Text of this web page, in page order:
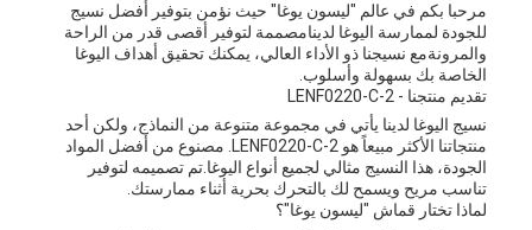
مرحبا بكم في عالم "ليسون يوغا" حيث نؤمن بتوفير أفضل نسيج
للجودة لممارسة اليوغا لدينامصممة لتوفير أقصى قدر من الراحة
والمرونةمع نسيجنا ذو الأداء العالي، يمكنك تحقيق أهداف اليوغا
الخاصة بك بسهولة وأسلوب.
تقديم منتجنا - LENF0220-C-2
نسيج اليوغا لدينا يأتي في مجموعة متنوعة من النماذج، ولكن أحد
منتجاتنا الأكثر مبيعاً هو LENF0220-C-2. مصنوع من أفضل المواد
الجودة، هذا النسيج مثالي لجميع أنواع اليوغا.تم تصميمه لتوفير
تناسب مريح ويسمح لك بالتحرك بحرية أثناء ممارستك.
لماذا تختار قماش "ليسون يوغا"؟